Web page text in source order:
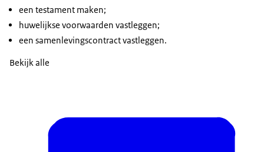
een testament maken;
huwelijkse voorwaarden vastleggen;
een samenlevingscontract vastleggen.
Bekijk alle